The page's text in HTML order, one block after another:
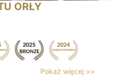
ORŁY
Pokaż więcej >>